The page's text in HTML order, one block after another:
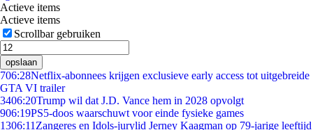
Actieve items
Actieve items
Scrollbar gebruiken
opslaan
706:28Netflix-abonnees krijgen exclusieve early access tot uitgebreide
GTA VI trailer
3406:20Trump wil dat J.D. Vance hem in 2028 opvolgt
906:19PS5-doos waarschuwt voor einde fysieke games
1306:11 Zangeres en Idols-jurylid Jerney Kaagman op 79-jarige leeftijd